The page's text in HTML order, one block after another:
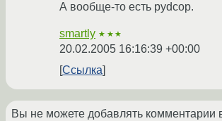
А вообще-то есть pydcop.
smartly ★★★
20.02.2005 16:16:39 +00:00
Ссылка
Вы не можете добавлять комментарии